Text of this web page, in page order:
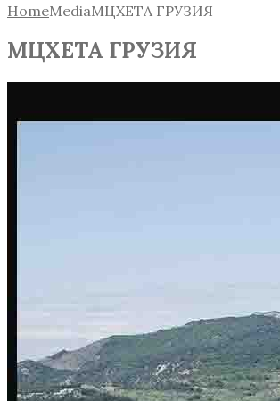
HomeMediaМЦХЕТА ГРУЗИЯ
МЦХЕТА ГРУЗИЯ